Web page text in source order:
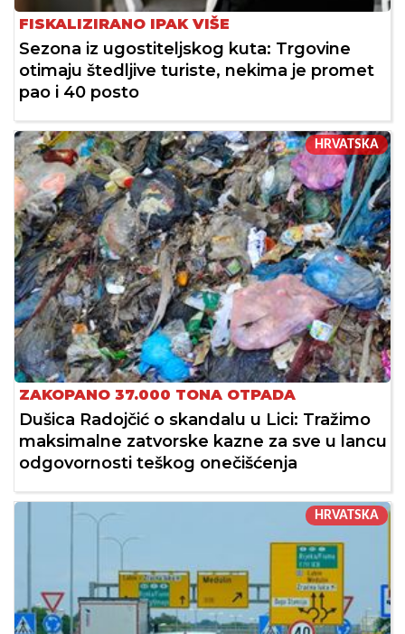
FISKALIZIRANO IPAK VIŠE
Sezona iz ugostiteljskog kuta: Trgovine
otimaju štedljive turiste, nekima je promet
pao i 40 posto
HRVATSKA
ZAKOPANO 37.000 TONA OTPADA
Dušica Radojčić o skandalu u Lici: Tražimo
maksimalne zatvorske kazne za sve u lancu
odgovornosti teškog onečišćenja
HRVATSKA